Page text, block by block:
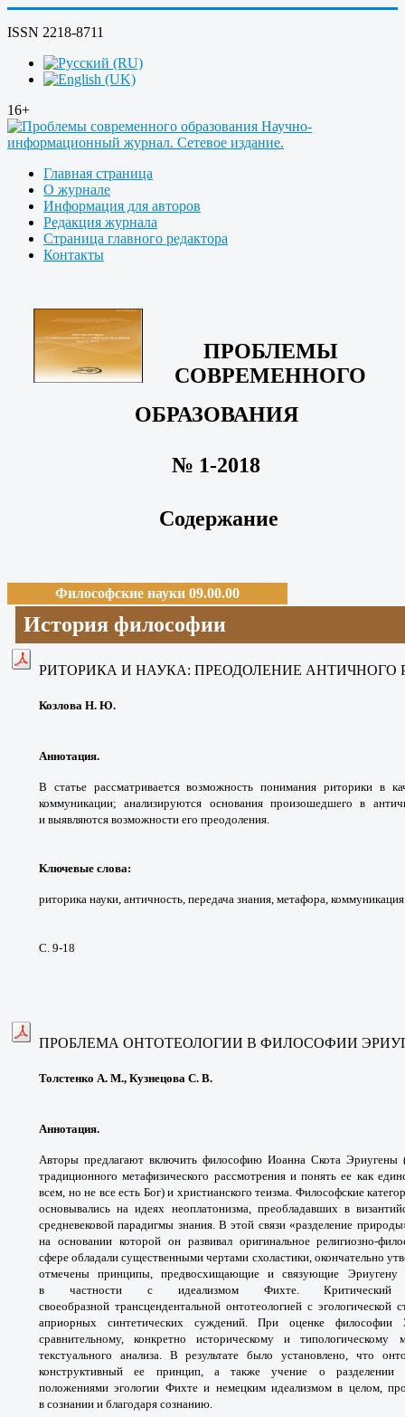
ISSN 2218-8711
16+
Главная страница
О журнале
Информация для авторов
Редакция журнала
Страница главного редактора
Контакты
ПРОБЛЕМЫ
СОВРЕМЕННОГО
ОБРАЗОВАНИЯ
№ 1-2018
Содержание
Философские науки 09.00.00
История философии
РИТОРИКА И НАУКА: ПРЕОДОЛЕНИЕ АНТИЧНОГО
Козлова Н. Ю.
Аннотация.
В статье рассматриваетсявозможность понимания риторики в
коммуникации;анализируются основания произошедшего в
и выявляются возможности его преодоления.
Ключевые слова:
риторика науки, античность, передача знания, метафора,
С. 9-18
ПРОБЛЕМА ОНТОТЕОЛОГИИ В ФИЛОСОФИИ
Толстенко А. М., Кузнецова С. В.
Аннотация.
Авторы предлагают включить философию Иоанна Скота
традиционногометафизического рассмотрения и понять ее как
всем, но не все есть Бог) и христианскоготеизма. Философские
основывались на идеях неоплатонизма, преобладавших в
средневековойпарадигмы знания.В этой связи «разделение
на основании которой он развивал оригинальное религиозно-
сфереобладали существенными чертами схоластики, окончательно
отмечены принципы,предвосхищающие и связующие Эриугену
в частности с идеализмом Фихте.
своеобразной трансцендентальной онтотеологией с эгологической
априорных синтетических суждений.При оценке
сравнительному, конкретноисторическому и
текстуального анализа. В результате было установлено, что
конструктивныйее принцип, а также учение о разделении
положениямиэгологии Фихте и немецким идеализмом в целом,
в сознании и благодаря сознанию.